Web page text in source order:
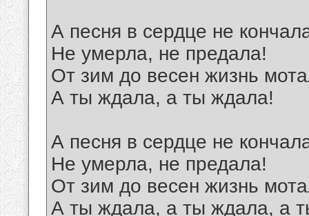
А песня в сердце не
Не умерла, не предала!
От зим до весен жизнь
А ты ждала, а ты ждала!
А песня в сердце не
Не умерла, не предала!
От зим до весен жизнь
А ты ждала, а ты ждала, а